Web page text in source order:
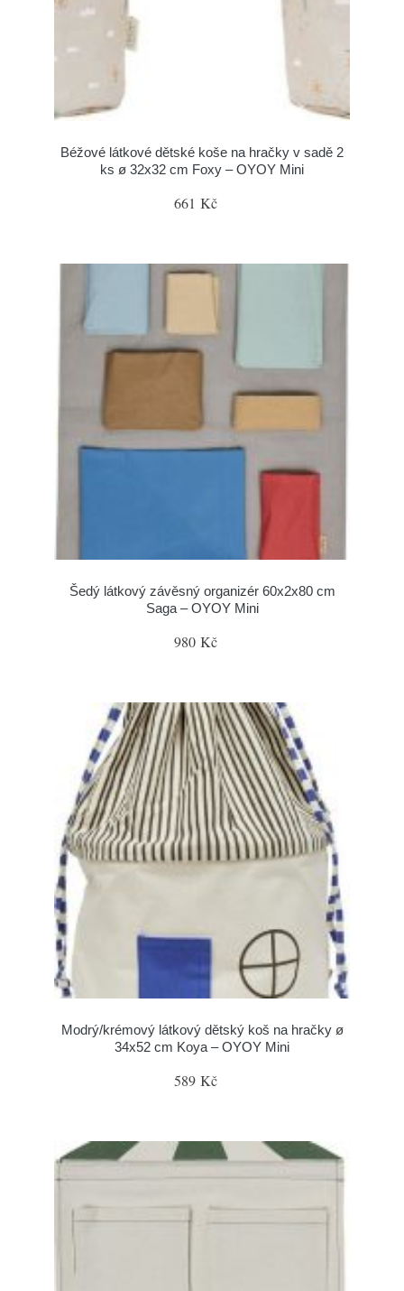
Béžové látkové dětské koše na hračky v sadě 2
ks ø 32x32 cm Foxy – OYOY Mini
661 Kč
Šedý látkový závěsný organizér 60x2x80 cm
Saga – OYOY Mini
980 Kč
Modrý/krémový látkový dětský koš na hračky ø
34x52 cm Koya – OYOY Mini
589 Kč